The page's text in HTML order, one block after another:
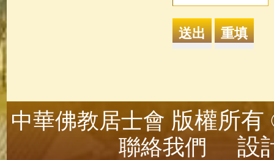
中華佛教居士會 版權所
聯絡我們
設